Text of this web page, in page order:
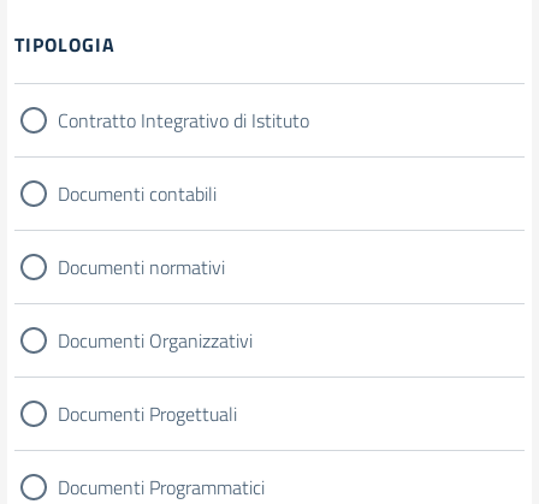
Filtri
TIPOLOGIA
Contratto Integrativo di Istituto
Documenti contabili
Documenti normativi
Documenti Organizzativi
Documenti Progettuali
Documenti Programmatici